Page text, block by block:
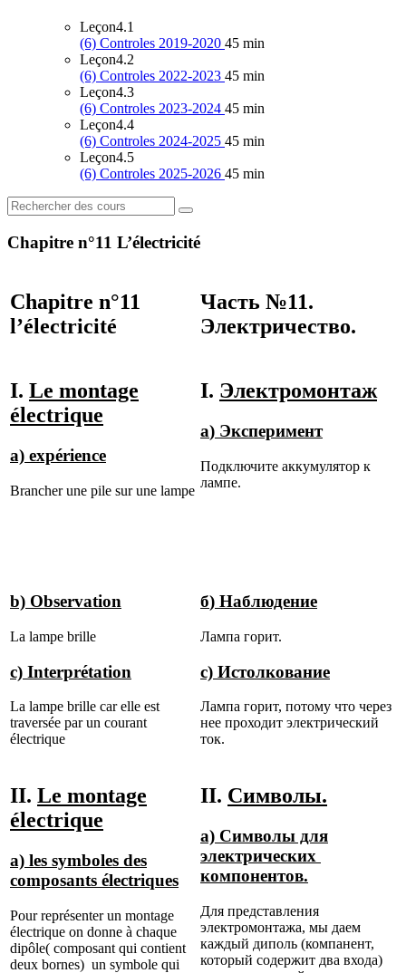
Leçon4.1
(6) Controles 2019-2020 45 min
Leçon4.2
(6) Controles 2022-2023 45 min
Leçon4.3
(6) Controles 2023-2024 45 min
Leçon4.4
(6) Controles 2024-2025 45 min
Leçon4.5
(6) Controles 2025-2026 45 min
Chapitre n°11 L’électricité
Chapitre n°11
l’électricité
Часть №11.
Электричество.
I. Le montage
électrique
a) expérience
Brancher une pile sur une lampe
I. Электромонтаж
а) Эксперимент
Подключите аккумулятор к
лампе.
b) Observation
La lampe brille
c) Interprétation
La lampe brille car elle est
traversée par un courant
électrique
б) Наблюдение
Лампа горит.
c) Истолкование
Лампа горит, потому что через
нее проходит электрический
ток.
II. Le montage
électrique
a) les symboles des
composants électriques
Pour représenter un montage
électrique on donne à chaque
dipôle( composant qui contient
deux bornes) un symbole qui
II. Символы.
a) Символы для
электрических
компонентов.
Для представления
электромонтажа, мы даем
каждый диполь (компанент,
который содержит два входа)